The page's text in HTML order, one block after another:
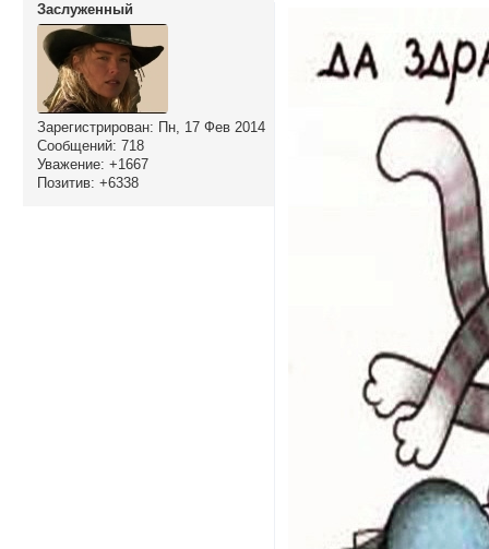
Заслуженный
Зарегистрирован: Пн, 17 Фев 2014
Сообщений: 718
Уважение: +1667
Позитив: +6338